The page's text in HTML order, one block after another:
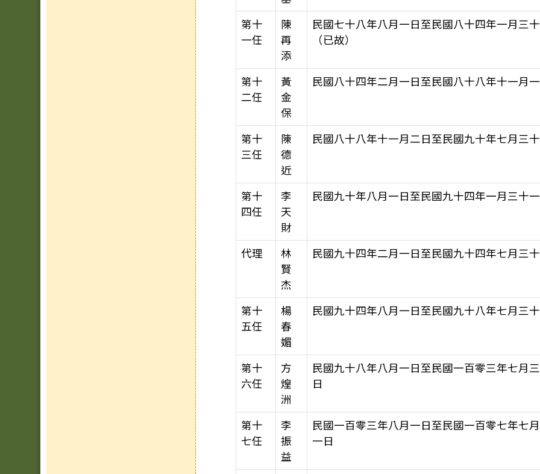
第十
一任
陳
再
添
民國七十八年八月一日至民國八十四年一月三
（已故）
第十
二任
黃
金
保
民國八十四年二月一日至民國八十八年十一月
第十
三任
陳
德
近
民國八十八年十一月二日至民國九十年七月三
第十
四任
李
天
財
民國九十年八月一日至民國九十四年一月三十
代理
林
賢
杰
民國九十四年二月一日至民國九十四年七月三
第十
五任
楊
春
媚
民國九十四年八月一日至民國九十八年七月三
第十
六任
方
煌
洲
民國九十八年八月一日至民國一百零三年七月
日
第十
七任
李
振
益
民國一百零三年八月一日至民國一百零七年七
一日